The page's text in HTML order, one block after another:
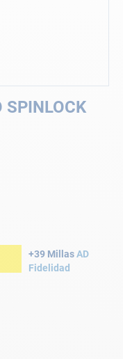
SPINLOCK
+39 MillasAD
Fidelidad